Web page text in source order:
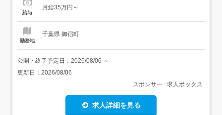
給与
月給35万円～
勤務地
千葉県 御宿町
公開・終了予定日： 2026/08/06 ～
更新日： 2026/08/06
スポンサー : 求人ボックス
求人詳細を見る